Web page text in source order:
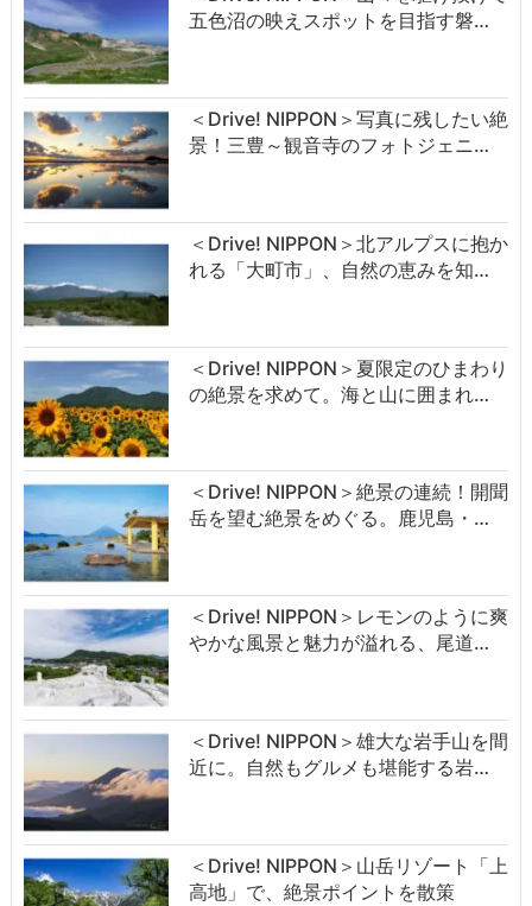
五色沼の映えスポットを目指す磐…
＜Drive! NIPPON＞写真に残したい絶
景！三豊～観音寺のフォトジェニ…
＜Drive! NIPPON＞北アルプスに抱か
れる「大町市」、自然の恵みを知…
＜Drive! NIPPON＞夏限定のひまわり
の絶景を求めて。海と山に囲まれ…
＜Drive! NIPPON＞絶景の連続！開聞
岳を望む絶景をめぐる。鹿児島・…
＜Drive! NIPPON＞レモンのように爽
やかな風景と魅力が溢れる、尾道…
＜Drive! NIPPON＞雄大な岩手山を間
近に。自然もグルメも堪能する岩…
＜Drive! NIPPON＞山岳リゾート「上
高地」で、絶景ポイントを散策